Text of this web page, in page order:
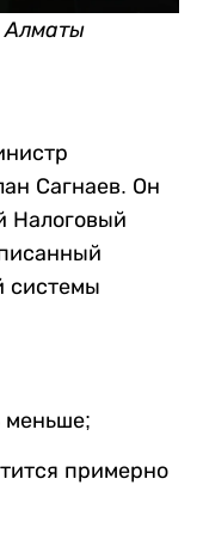
Алматы
Сагнаев. Он
Налоговый
системы
меньше;
примерно